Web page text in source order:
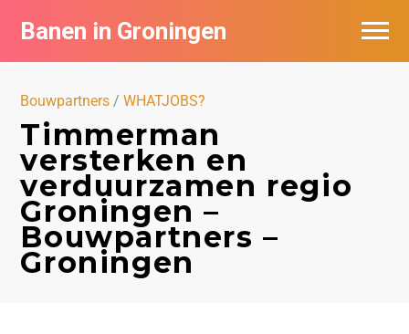
Banen in Groningen
Bouwpartners /WHATJOBS?
Timmerman
versterken en
verduurzamen regio
Groningen –
Bouwpartners –
Groningen
Vacatures per bedrijf
De populairste vacatures in Groningen
Nieuwsbrief feed